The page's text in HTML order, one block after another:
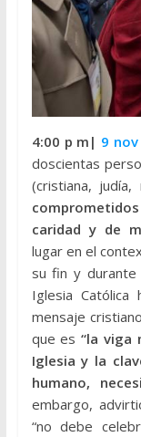
4:00 p m| 9
doscientas
(cristiana,
caridad y de
lugar en el
su fin y durante
Iglesia
mensaje
que es“la viga
Iglesia y la
humano,
embargo,
“no debe